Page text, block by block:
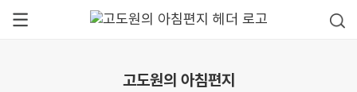
고도원의 아침편지